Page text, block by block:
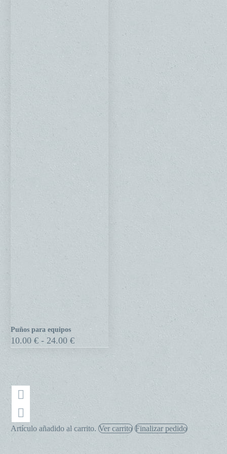
Puños
para
Puños para equipos
10.00 € - 24.00 €Rango
de
Artículo añadido al carrito. Ver carrito Finalizar pedido